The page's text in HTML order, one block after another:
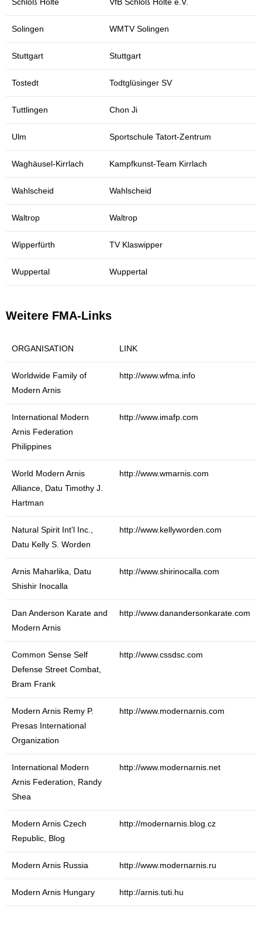
Solingen WMTV Solingen
Stuttgart Stuttgart
Tostedt Todtglüsinger SV
Tuttlingen Chon Ji
Ulm Sportschule Tatort-Zentrum
Waghäusel-Kirrlach Kampfkunst-Team Kirrlach
Wahlscheid Wahlscheid
Waltrop Waltrop
Wipperfürth TV Klaswipper
Wuppertal Wuppertal
Weitere FMA-Links
ORGANISATION LINK
Worldwide Family of
Modern Arnis
http://www.wfma.info
International Modern
Arnis Federation
Philippines
http://www.imafp.com
World Modern Arnis
Alliance, Datu Timothy J.
Hartman
http://www.wmarnis.com
Natural Spirit Int’l Inc.,
Datu Kelly S. Worden
http://www.kellyworden.com
Arnis Maharlika, Datu
Shishir Inocalla
http://www.shirinocalla.com
Dan Anderson Karate and
Modern Arnis
http://www.danandersonkarate.com
Common Sense Self
Defense Street Combat,
Bram Frank
http://www.cssdsc.com
Modern Arnis Remy P.
Presas International
Organization
http://www.modernarnis.com
International Modern
Arnis Federation, Randy
Shea
http://www.modernarnis.net
Modern Arnis Czech
Republic, Blog
http://modernarnis.blog.cz
Modern Arnis Russia http://www.modernarnis.ru
Modern Arnis Hungary http://arnis.tuti.hu